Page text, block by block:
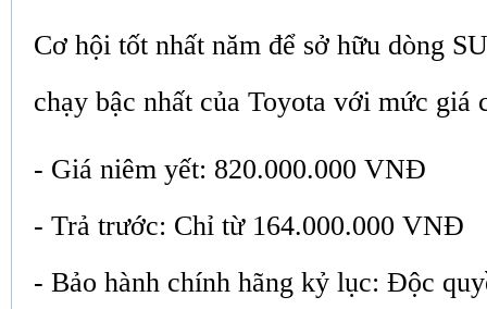
Cơ hội tốt nhất năm để sở hữu dòng
chạy bậc nhất của Toyota với mức giá
- Giá niêm yết: 820.000.000 VNĐ
- Trả trước: Chỉ từ 164.000.000 VNĐ
- Bảo hành chính hãng kỷ lục: Độc